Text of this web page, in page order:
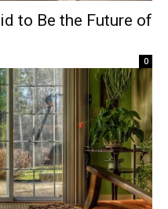
to Be the Future of
0